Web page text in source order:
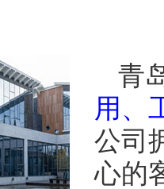
青
用、
公司
心的